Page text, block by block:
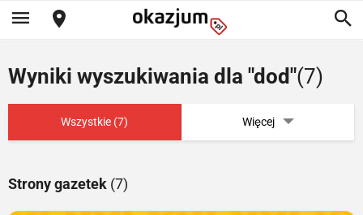
Wyniki wyszukiwania dla "dod"(7)
Wszystkie (7) Więcej
Strony gazetek (7)